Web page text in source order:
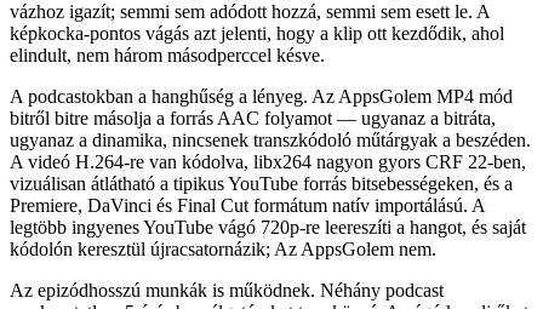
vázhoz igazít; semmi sem adódott hozzá, semmi sem esett le. A
képkocka-pontos vágás azt jelenti, hogy a klip ott kezdődik, ahol
elindult, nem három másodperccel késve.
A podcastokban a hanghűség a lényeg. Az AppsGolem MP4 mód
bitről bitre másolja a forrás AAC folyamot — ugyanaz a bitráta,
ugyanaz a dinamika, nincsenek transzkódoló műtárgyak a beszéden.
A videó H.264-re van kódolva, libx264 nagyon gyors CRF 22-ben,
vizuálisan átlátható a tipikus YouTube forrás bitsebességeken, és a
Premiere, DaVinci és Final Cut formátum natív importálású. A
legtöbb ingyenes YouTube vágó 720p-re leereszíti a hangot, és saját
kódolón keresztül újracsatornázik; Az AppsGolem nem.
Az epizódhosszú munkák is működnek. Néhány podcast